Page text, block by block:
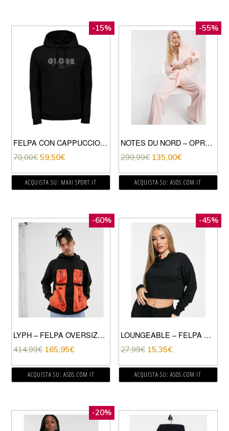
-15%
FELPA CON CAPPUCCIO MOD V
70,00€ 59,50€
ACQUISTA SU: MAXI SPORT IT
-55%
NOTES DU NORD – OPRAH – GIACCA ELEGANTE ROSA TENUE CON CINTURA
299,99€ 135,00€
ACQUISTA SU: ASOS.COM IT
-60%
LYPH – FELPA OVERSIZE CON CAPPUCCIO E TASCHE MULTIPLE A CONTRASTO-NERO
414,99€ 165,95€
ACQUISTA SU: ASOS.COM IT
-45%
LOUNGEABLE – FELPA CON CAPPUCCIO DA CASA MIX & MATCH CORTA NERA-NERO
27,99€ 15,35€
ACQUISTA SU: ASOS.COM IT
-20%